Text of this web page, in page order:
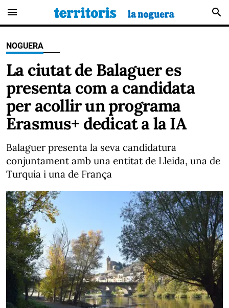
menu search
NOGUERA
La ciutat de Balaguer es
presenta com a candidata
per acollir un programa
Erasmus+ dedicat a la IA
Balaguer presenta la seva candidatura
conjuntament amb una entitat de Lleida, una de
Turquia i una de França